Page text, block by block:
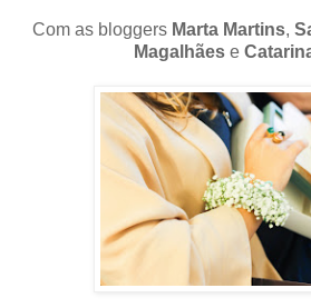
Com as bloggers Marta Martins,
Magalhãese